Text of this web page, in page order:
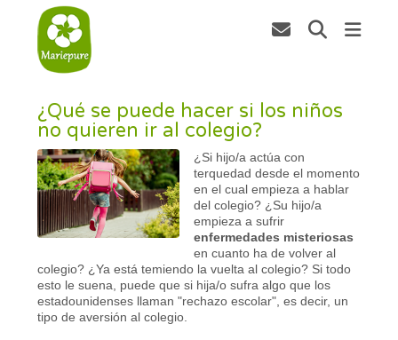
¿Qué se puede hacer si los niños
no quieren ir al colegio?
¿Si hijo/a actúa con
terquedad desde el momento
en el cual empieza a hablar
del colegio? ¿Su hijo/a
empieza a sufrir
enfermedades misteriosas
en cuanto ha de volver al
colegio? ¿Ya está temiendo la vuelta al colegio? Si todo
esto le suena, puede que si hija/o sufra algo que los
estadounidenses llaman "rechazo escolar", es decir, un
tipo de aversión al colegio.